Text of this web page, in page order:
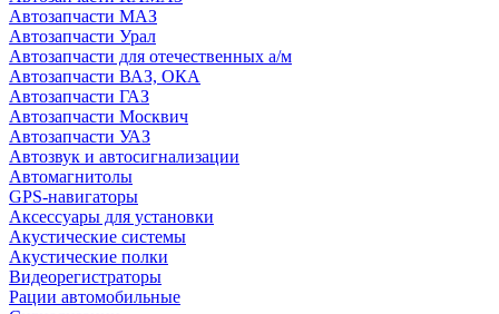
Автозапчасти МАЗ
Автозапчасти Урал
Автозапчасти для отечественных а/м
Автозапчасти ВАЗ, ОКА
Автозапчасти ГАЗ
Автозапчасти Москвич
Автозапчасти УАЗ
Автозвук и автосигнализации
Автомагнитолы
GPS-навигаторы
Аксессуары для установки
Акустические системы
Акустические полки
Видеорегистраторы
Рации автомобильные